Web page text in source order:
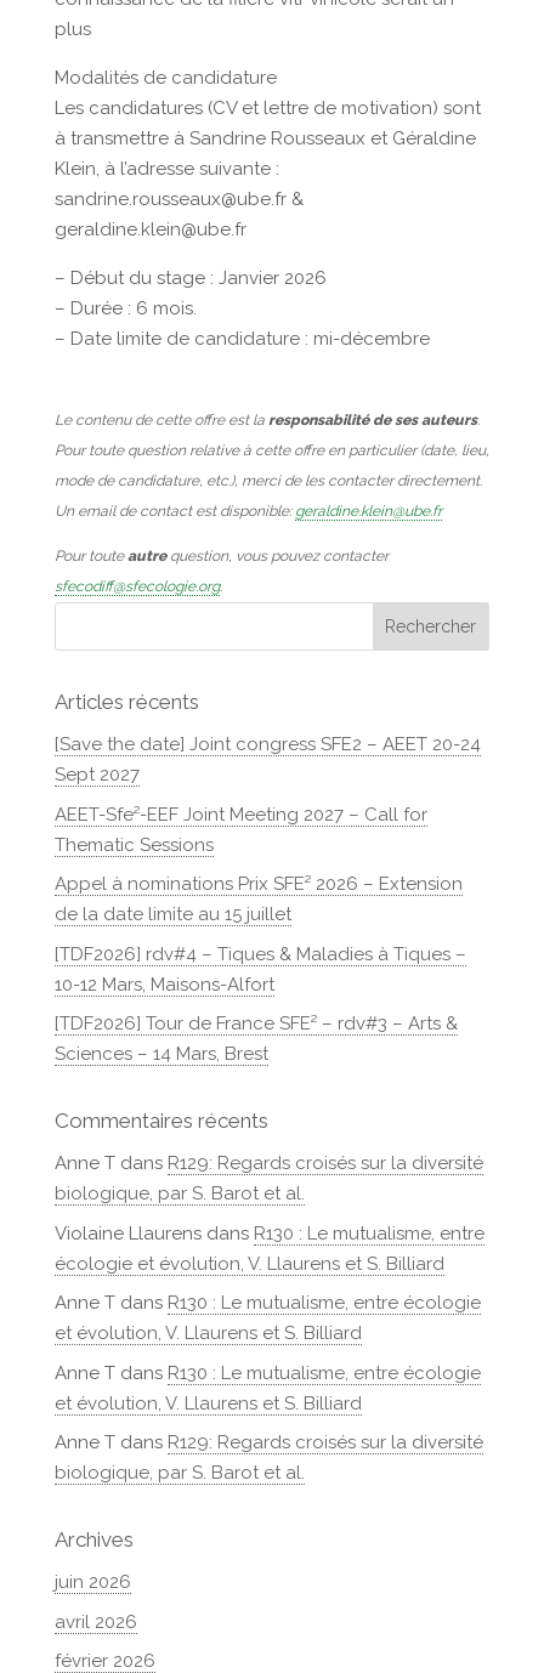
plus
Modalités de candidature
Les candidatures (CV et lettre de motivation) sont
à transmettre à Sandrine Rousseaux et Géraldine
Klein, à l’adresse suivante :
sandrine.rousseaux@ube.fr &
geraldine.klein@ube.fr
– Début du stage : Janvier 2026
– Durée : 6 mois.
– Date limite de candidature : mi-décembre
Le contenu de cette offre est la responsabilité de ses auteurs.
Pour toute question relative à cette offre en particulier (date, lieu,
mode de candidature, etc.), merci de les contacter directement.
Un email de contact est disponible: geraldine.klein@ube.fr
Pour touteautrequestion, vous pouvez contacter
sfecodiff@sfecologie.org.
Articles récents
[Save the date] Joint congress SFE2 – AEET 20-24
Sept 2027
AEET-Sfe²-EEF Joint Meeting 2027 – Call for
Thematic Sessions
Appel à nominations Prix SFE² 2026 – Extension
de la date limite au 15 juillet
[TDF2026] rdv#4 – Tiques & Maladies à Tiques –
10-12 Mars, Maisons-Alfort
[TDF2026] Tour de France SFE² – rdv#3 – Arts &
Sciences – 14 Mars, Brest
Commentaires récents
Anne Tdans R129: Regards croisés sur la diversité
biologique, par S. Barot et al.
Violaine Llaurensdans R130 : Le mutualisme, entre
écologie et évolution, V. Llaurens et S. Billiard
Anne Tdans R130 : Le mutualisme, entre écologie
et évolution, V. Llaurens et S. Billiard
Anne Tdans R130 : Le mutualisme, entre écologie
et évolution, V. Llaurens et S. Billiard
Anne Tdans R129: Regards croisés sur la diversité
biologique, par S. Barot et al.
Archives
juin 2026
avril 2026
février 2026